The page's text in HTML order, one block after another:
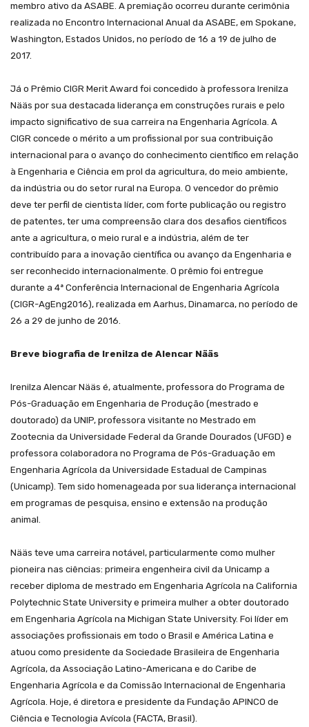
membro ativo da ASABE. A premiação ocorreu durante cerimônia
realizada no Encontro Internacional Anual da ASABE, em Spokane,
Washington, Estados Unidos, no período de 16 a 19 de julho de
2017.
Já o Prêmio CIGR Merit Award foi concedido à professora Irenilza
Nääs por sua destacada liderança em construções rurais e pelo
impacto significativo de sua carreira na Engenharia Agrícola. A
CIGR concede o mérito a um profissional por sua contribuição
internacional para o avanço do conhecimento científico em relação
à Engenharia e Ciência em prol da agricultura, do meio ambiente,
da indústria ou do setor rural na Europa. O vencedor do prêmio
deve ter perfil de cientista líder, com forte publicação ou registro
de patentes, ter uma compreensão clara dos desafios científicos
ante a agricultura, o meio rural e a indústria, além de ter
contribuído para a inovação científica ou avanço da Engenharia e
ser reconhecido internacionalmente. O prêmio foi entregue
durante a 4ª Conferência Internacional de Engenharia Agrícola
(CIGR-AgEng2016), realizada em Aarhus, Dinamarca, no período de
26 a 29 de junho de 2016.
Breve biografia de Irenilza de Alencar Nääs
Irenilza Alencar Nääs é, atualmente, professora do Programa de
Pós-Graduação em Engenharia de Produção (mestrado e
doutorado) da UNIP, professora visitante no Mestrado em
Zootecnia da Universidade Federal da Grande Dourados (UFGD) e
professora colaboradora no Programa de Pós-Graduação em
Engenharia Agrícola da Universidade Estadual de Campinas
(Unicamp). Tem sido homenageada por sua liderança internacional
em programas de pesquisa, ensino e extensão na produção
animal.
Nääs teve uma carreira notável, particularmente como mulher
pioneira nas ciências: primeira engenheira civil da Unicamp a
receber diploma de mestrado em Engenharia Agrícola na California
Polytechnic State University e primeira mulher a obter doutorado
em Engenharia Agrícola na Michigan State University. Foi líder em
associações profissionais em todo o Brasil e América Latina e
atuou como presidente da Sociedade Brasileira de Engenharia
Agrícola, da Associação Latino-Americana e do Caribe de
Engenharia Agrícola e da Comissão Internacional de Engenharia
Agrícola. Hoje, é diretora e presidente da Fundação APINCO de
Ciência e Tecnologia Avícola (FACTA, Brasil).